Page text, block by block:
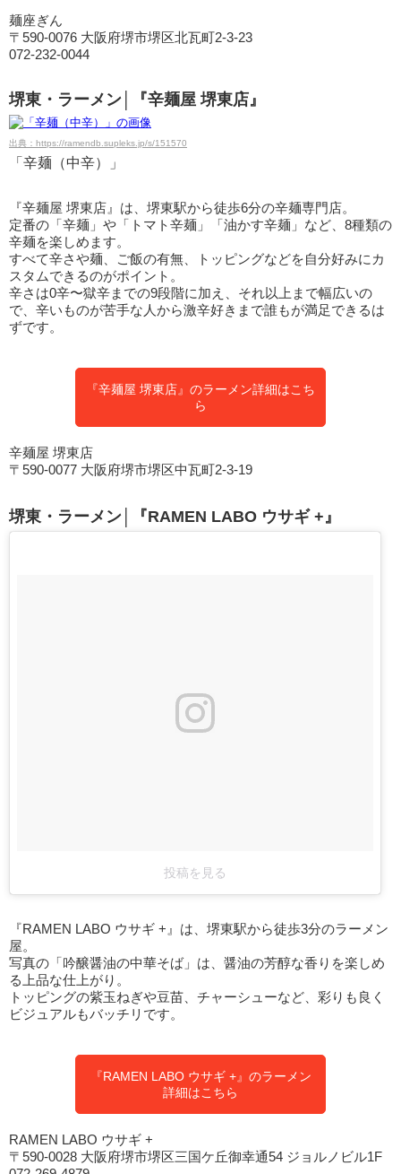
麺座ぎん
〒590-0076 大阪府堺市堺区北瓦町2‐3‐23
072-232-0044
堺東・ラーメン│『辛麺屋 堺東店』
出典：https://ramendb.supleks.jp/s/151570
「辛麺（中辛）」
『辛麺屋 堺東店』は、堺東駅から徒歩6分の辛麺専門店。
定番の「辛麺」や「トマト辛麺」「油かす辛麺」など、8種類の
辛麺を楽しめます。
すべて辛さや麺、ご飯の有無、トッピングなどを自分好みにカ
スタムできるのがポイント。
辛さは0辛〜獄辛までの9段階に加え、それ以上まで幅広いの
で、辛いものが苦手な人から激辛好きまで誰もが満足できるは
ずです。
『辛麺屋 堺東店』のラーメン詳細はこち
ら
辛麺屋 堺東店
〒590-0077 大阪府堺市堺区中瓦町2-3-19
堺東・ラーメン│『RAMEN LABO ウサギ +』
投稿を見る
『RAMEN LABO ウサギ +』は、堺東駅から徒歩3分のラーメン
屋。
写真の「吟醸醤油の中華そば」は、醤油の芳醇な香りを楽しめ
る上品な仕上がり。
トッピングの紫玉ねぎや豆苗、チャーシューなど、彩りも良く
ビジュアルもバッチリです。
『RAMEN LABO ウサギ +』のラーメン
詳細はこちら
RAMEN LABO ウサギ +
〒590-0028 大阪府堺市堺区三国ケ丘御幸通54 ジョルノビル1F